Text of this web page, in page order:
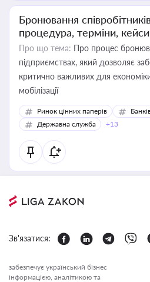
Бронювання
процедура, терміни, кейси
Про що тема: Про процес
підприємствах, який дозволяє
критично важливих для
мобілізації
Ринок цінних паперів
Державна служба
+13
Зв'язатися:
забезпечує український бізнес
інформацією, аналітикою та